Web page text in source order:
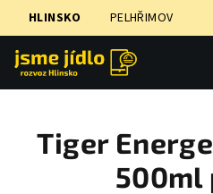
HLINSKO PELHŘIMOV
Tiger
500ml